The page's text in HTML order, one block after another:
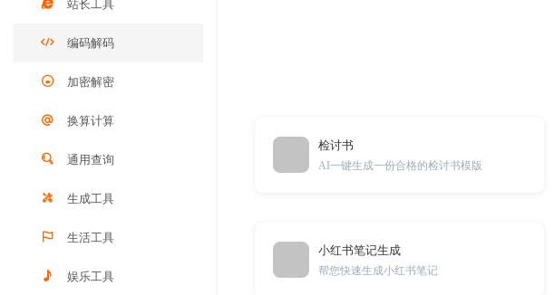
站长工具
编码解码
加密解密
换算计算
通用查询
生成工具
生活工具
娱乐工具
检讨书
AI一键生成一份合格的检讨书模版
小红书笔记生成
帮您快速生成小红书笔记